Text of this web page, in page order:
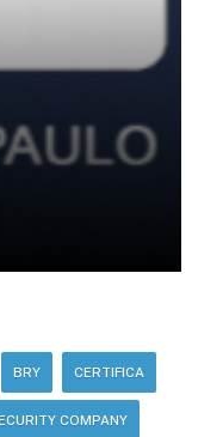
BRY CERTIFICA
COMPANY